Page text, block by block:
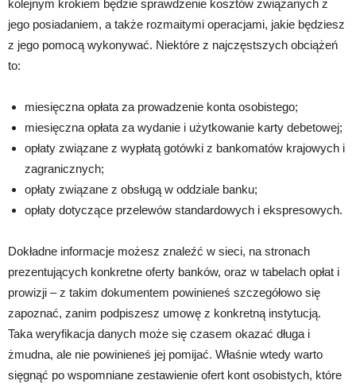
kolejnym krokiem będzie sprawdzenie kosztów związanych z
jego posiadaniem, a także rozmaitymi operacjami, jakie będziesz
z jego pomocą wykonywać. Niektóre z najczęstszych obciążeń
to:
miesięczna opłata za prowadzenie konta osobistego;
miesięczna opłata za wydanie i użytkowanie karty debetowej;
opłaty związane z wypłatą gotówki z bankomatów krajowych i
zagranicznych;
opłaty związane z obsługą w oddziale banku;
opłaty dotyczące przelewów standardowych i ekspresowych.
Dokładne informacje możesz znaleźć w sieci, na stronach
prezentujących konkretne oferty banków, oraz w tabelach opłat i
prowizji – z takim dokumentem powinieneś szczegółowo się
zapoznać, zanim podpiszesz umowę z konkretną instytucją.
Taka weryfikacja danych może się czasem okazać długa i
żmudna, ale nie powinieneś jej pomijać. Właśnie wtedy warto
sięgnąć po wspomniane zestawienie ofert kont osobistych, które